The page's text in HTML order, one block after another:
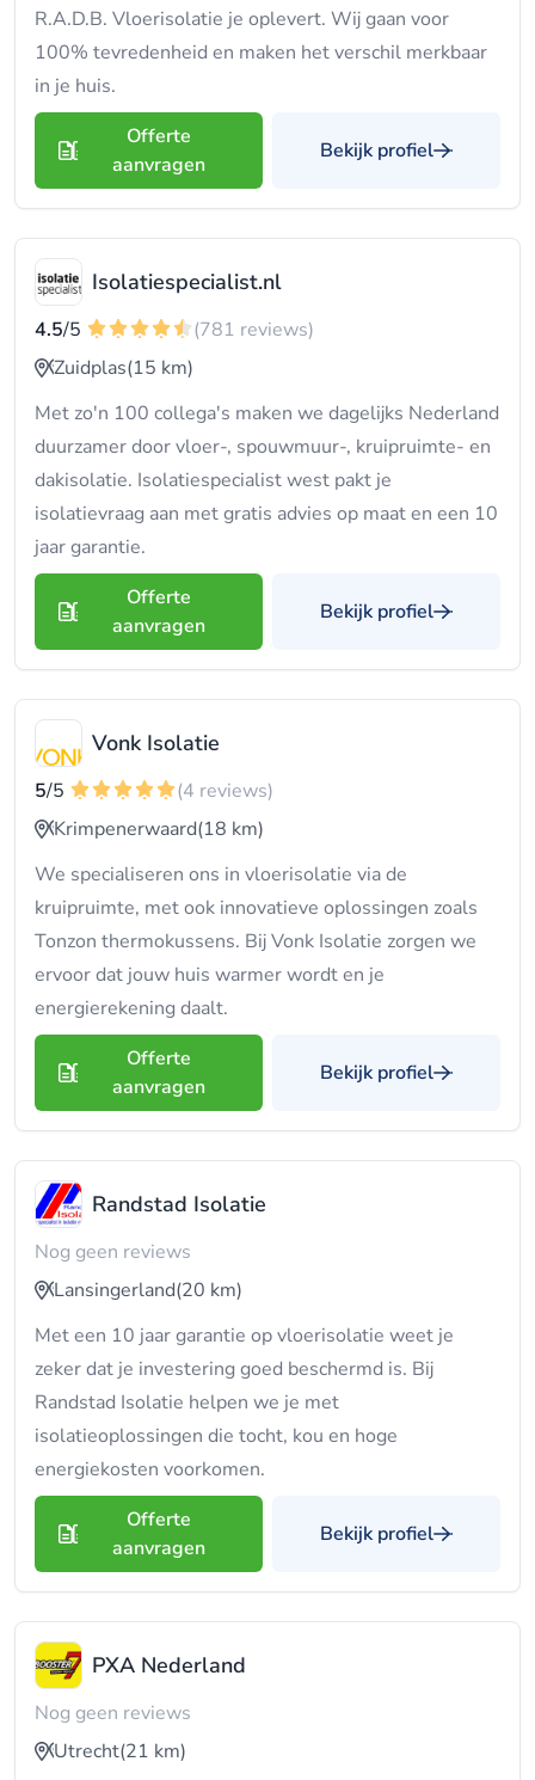
R.A.D.B. Vloerisolatie je oplevert. Wij gaan voor
100% tevredenheid en maken het verschil merkbaar
in je huis.
Offerte
aanvragen
Bekijk profiel
Isolatiespecialist.nl
4.5/5
(781 reviews)
Zuidplas(15 km)
Met zo'n 100 collega's maken we dagelijks Nederland
duurzamer door vloer-, spouwmuur-, kruipruimte- en
dakisolatie. Isolatiespecialist west pakt je
isolatievraag aan met gratis advies op maat en een 10
jaar garantie.
Offerte
aanvragen
Bekijk profiel
Vonk Isolatie
5/5
(4 reviews)
Krimpenerwaard(18 km)
We specialiseren ons in vloerisolatie via de
kruipruimte, met ook innovatieve oplossingen zoals
Tonzon thermokussens. Bij Vonk Isolatie zorgen we
ervoor dat jouw huis warmer wordt en je
energierekening daalt.
Offerte
aanvragen
Bekijk profiel
Randstad Isolatie
Nog geen reviews
Lansingerland(20 km)
Met een 10 jaar garantie op vloerisolatie weet je
zeker dat je investering goed beschermd is. Bij
Randstad Isolatie helpen we je met
isolatieoplossingen die tocht, kou en hoge
energiekosten voorkomen.
Offerte
aanvragen
Bekijk profiel
PXA Nederland
Nog geen reviews
Utrecht(21 km)